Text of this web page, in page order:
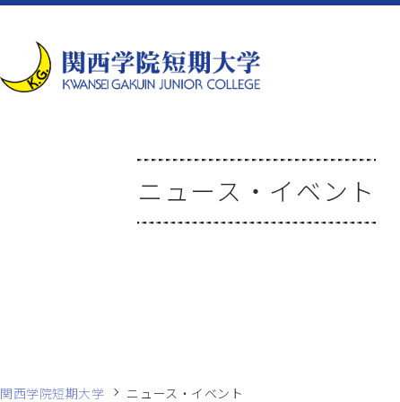
ニュース・イベント
関西学院短期大学 ニュース・イベント